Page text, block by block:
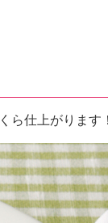
ら仕上がります！